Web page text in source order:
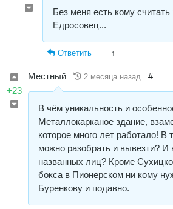
Без меня есть кому
Едросовец...
Ответить ↑
+23
Местный 2 месяца назад #
В чём уникальность и
Металлокарканое здание,
которое много лет работало! В
можно разобрать и вывезти? И
названных лиц? Кроме
бокса в Пионерском ни кому
Буренкову и подавно.